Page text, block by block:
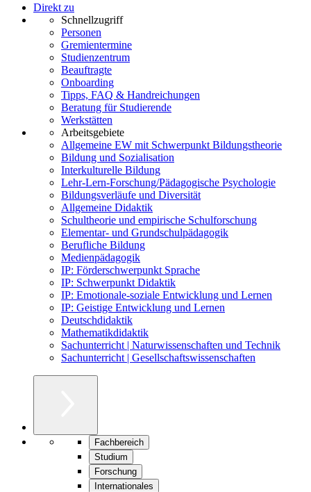
Direkt zu
Schnellzugriff
Personen
Gremientermine
Studienzentrum
Beauftragte
Onboarding
Tipps, FAQ & Handreichungen
Beratung für Studierende
Werkstätten
Arbeitsgebiete
Allgemeine EW mit Schwerpunkt Bildungstheorie
Bildung und Sozialisation
Interkulturelle Bildung
Lehr-Lern-Forschung/Pädagogische Psychologie
Bildungsverläufe und Diversität
Allgemeine Didaktik
Schultheorie und empirische Schulforschung
Elementar- und Grundschulpädagogik
Berufliche Bildung
Medienpädagogik
IP: Förderschwerpunkt Sprache
IP: Schwerpunkt Didaktik
IP: Emotionale-soziale Entwicklung und Lernen
IP: Geistige Entwicklung und Lernen
Deutschdidaktik
Mathematikdidaktik
Sachunterricht | Naturwissenschaften und Technik
Sachunterricht | Gesellschaftswissenschaften
Fachbereich
Studium
Forschung
Internationales